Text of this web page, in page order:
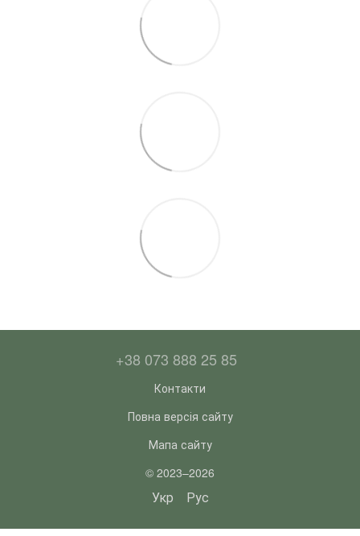
+38 073 888 25 85
Контакти
Повна версія сайту
Мапа сайту
© 2023–2026
Укр Рус